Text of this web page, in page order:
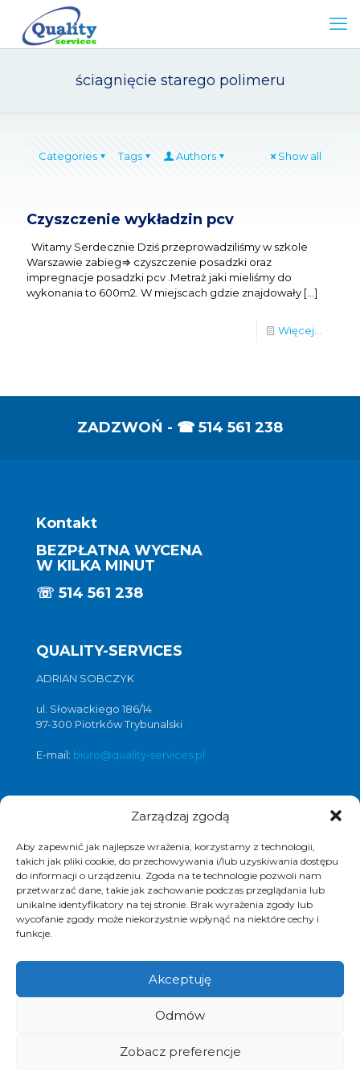
Zarządzaj zgodą
Aby zapewnić jak najlepsze wrażenia, korzystamy z technologii,
takich jak pliki cookie, do przechowywania i/lub uzyskiwania dostępu
do informacji o urządzeniu. Zgoda na te technologie pozwoli nam
przetwarzać dane, takie jak zachowanie podczas przeglądania lub
unikalne identyfikatory na tej stronie. Brak wyrażenia zgody lub
wycofanie zgody może niekorzystnie wpłynąć na niektóre cechy i
funkcje.
Akceptuję
Odmów
Zobacz preferencje
ściagnięcie starego polimeru
Categories Tags Authors Show all
Czyszczenie wykładzin pcv
Witamy Serdecznie Dziś przeprowadziliśmy w szkole
Warszawie zabieg⇒ czyszczenie posadzki oraz
impregnacje posadzki pcv .Metraż jaki mieliśmy do
wykonania to 600m2. W miejscach gdzie znajdowały […]
Więcej...
ZADZWOŃ - ☎ 514 561 238
Kontakt
BEZPŁATNA WYCENA
W KILKA MINUT
☏ 514 561 238
QUALITY-SERVICES
ADRIAN SOBCZYK
ul. Słowackiego 186/14
97-300 Piotrków Trybunalski
E-mail: biuro@quality-services.pl
Oferta usług czyszczenia posadzek i
czyszczenie posadzek Warszawa,
czyszczenie posadzek Łódź,
czyszczenie posadzek Poznań,
czyszczenie posadzek Katowice,
czyszczenia obiektów, polimeryzacja posadzek.
piotrkow.pl